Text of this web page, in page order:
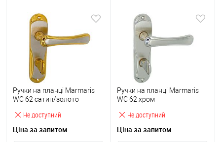
Не доступний
Ручки на планці Marmaris
WC 62 сатин/золото
Ціна за запитом
Не доступний
Ручки на планці Marmaris
WC 62 хром
Ціна за запитом